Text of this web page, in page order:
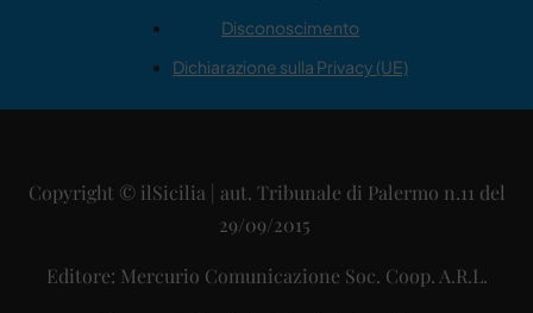
Disconoscimento
Dichiarazione sulla Privacy (UE)
Copyright © ilSicilia | aut. Tribunale di Palermo n.11 del
29/09/2015
Editore: Mercurio Comunicazione Soc. Coop. A.R.L.